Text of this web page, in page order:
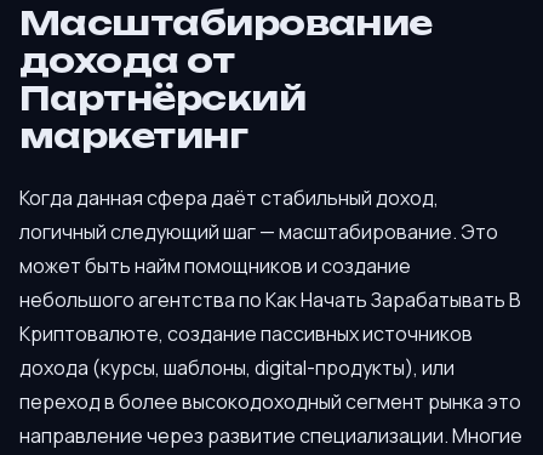
Масштабирование
дохода от
Партнёрский
маркетинг
Когда данная сфера даёт стабильный доход,
логичный следующий шаг — масштабирование. Это
может быть найм помощников и создание
небольшого агентства по Как Начать Зарабатывать В
Криптовалюте, создание пассивных источников
дохода (курсы, шаблоны, digital-продукты), или
переход в более высокодоходный сегмент рынка это
направление через развитие специализации. Многие